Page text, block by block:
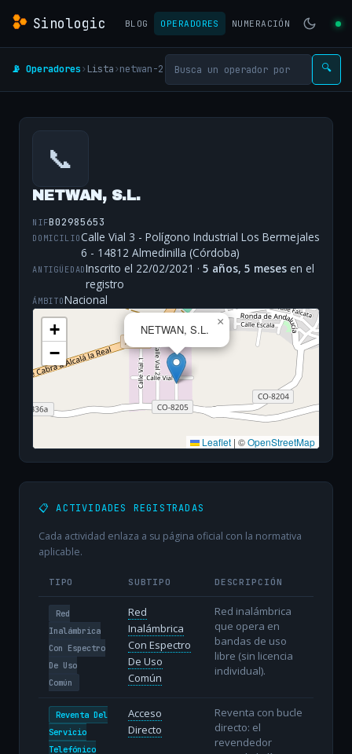
Sinologic BLOG OPERADORES NUMERACIÓN
📡 Operadores› Lista›netwan-2 🔍
📞
NETWAN, S.L.
NIFB02985653
DOMICILIOCalle Vial 3 - Polígono Industrial Los Bermejales
6 - 14812 Almedinilla (Córdoba)
ANTIGÜEDADInscrito el 22/02/2021 ·5 años, 5 meses en el
registro
ÁMBITONacional
NETWAN, S.L.
×
+
−
Leaflet | ©OpenStreetMap
📋 ACTIVIDADES REGISTRADAS
Cada actividad enlaza a su página oficial con la normativa
aplicable.
TIPO SUBTIPO DESCRIPCIÓN
Red
Inalámbrica
Con Espectro
De Uso
Común
Red
Inalámbrica
Con Espectro
De Uso
Común
Red inalámbrica
que opera en
bandas de uso
libre (sin licencia
individual).
Reventa Del
Servicio
Telefónico
Acceso
Directo
Reventa con bucle
directo: el
revendedor